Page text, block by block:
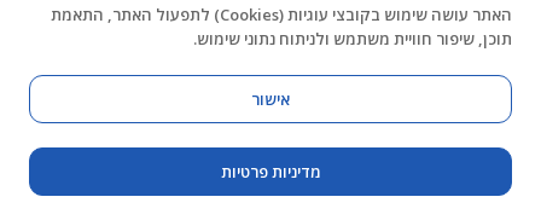
האתר עושה שימוש בקובצי עוגיות (Cookies) לתפעול האתר, התאמת
תוכן, שיפור חוויית משתמש ולניתוח נתוני שימוש.
אישור
מדיניות פרטיות